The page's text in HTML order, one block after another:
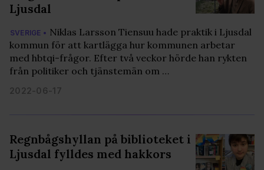
Ljusdal
SVERIGE • Niklas Larsson Tiensuu hade praktik i Ljusdal
kommun för att kartlägga hur kommunen arbetar
med hbtqi-frågor. Efter två veckor hörde han rykten
från politiker och tjänstemän om …
2022-06-17
Regnbågshyllan på biblioteket i
Ljusdal fylldes med hakkors